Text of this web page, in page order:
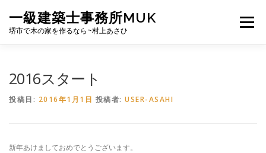
一級建築士事務所MUK
堺市で木の家を作るなら~村上あさひ
メニュー
2016スタート
投稿日: 2016年1月1日 投稿者: USER-ASAHI
新年あけましておめでとうございます。